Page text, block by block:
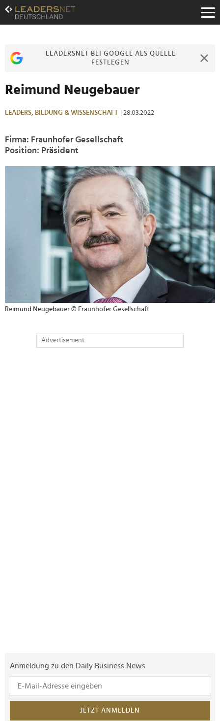
Zum
Inhalt
Zur
Zur
LEADERSNET BEI GOOGLE ALS QUELLE
FESTLEGEN
Reimund Neugebauer
LEADERS, BILDUNG & WISSENSCHAFT | 28.03.2022
Firma: Fraunhofer Gesellschaft
Position: Präsident
Reimund Neugebauer © Fraunhofer Gesellschaft
Advertisement
Anmeldung zu den Daily Business News
JETZT ANMELDEN